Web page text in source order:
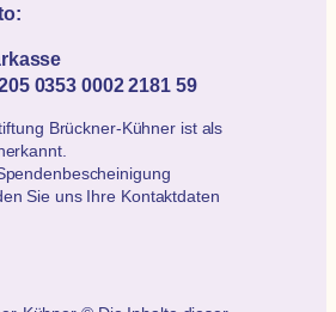
0353 0002 2181 59
Brückner-Kühner ist als
Sie uns Ihre Kontaktdaten